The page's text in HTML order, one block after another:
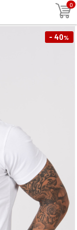
0
- 40%